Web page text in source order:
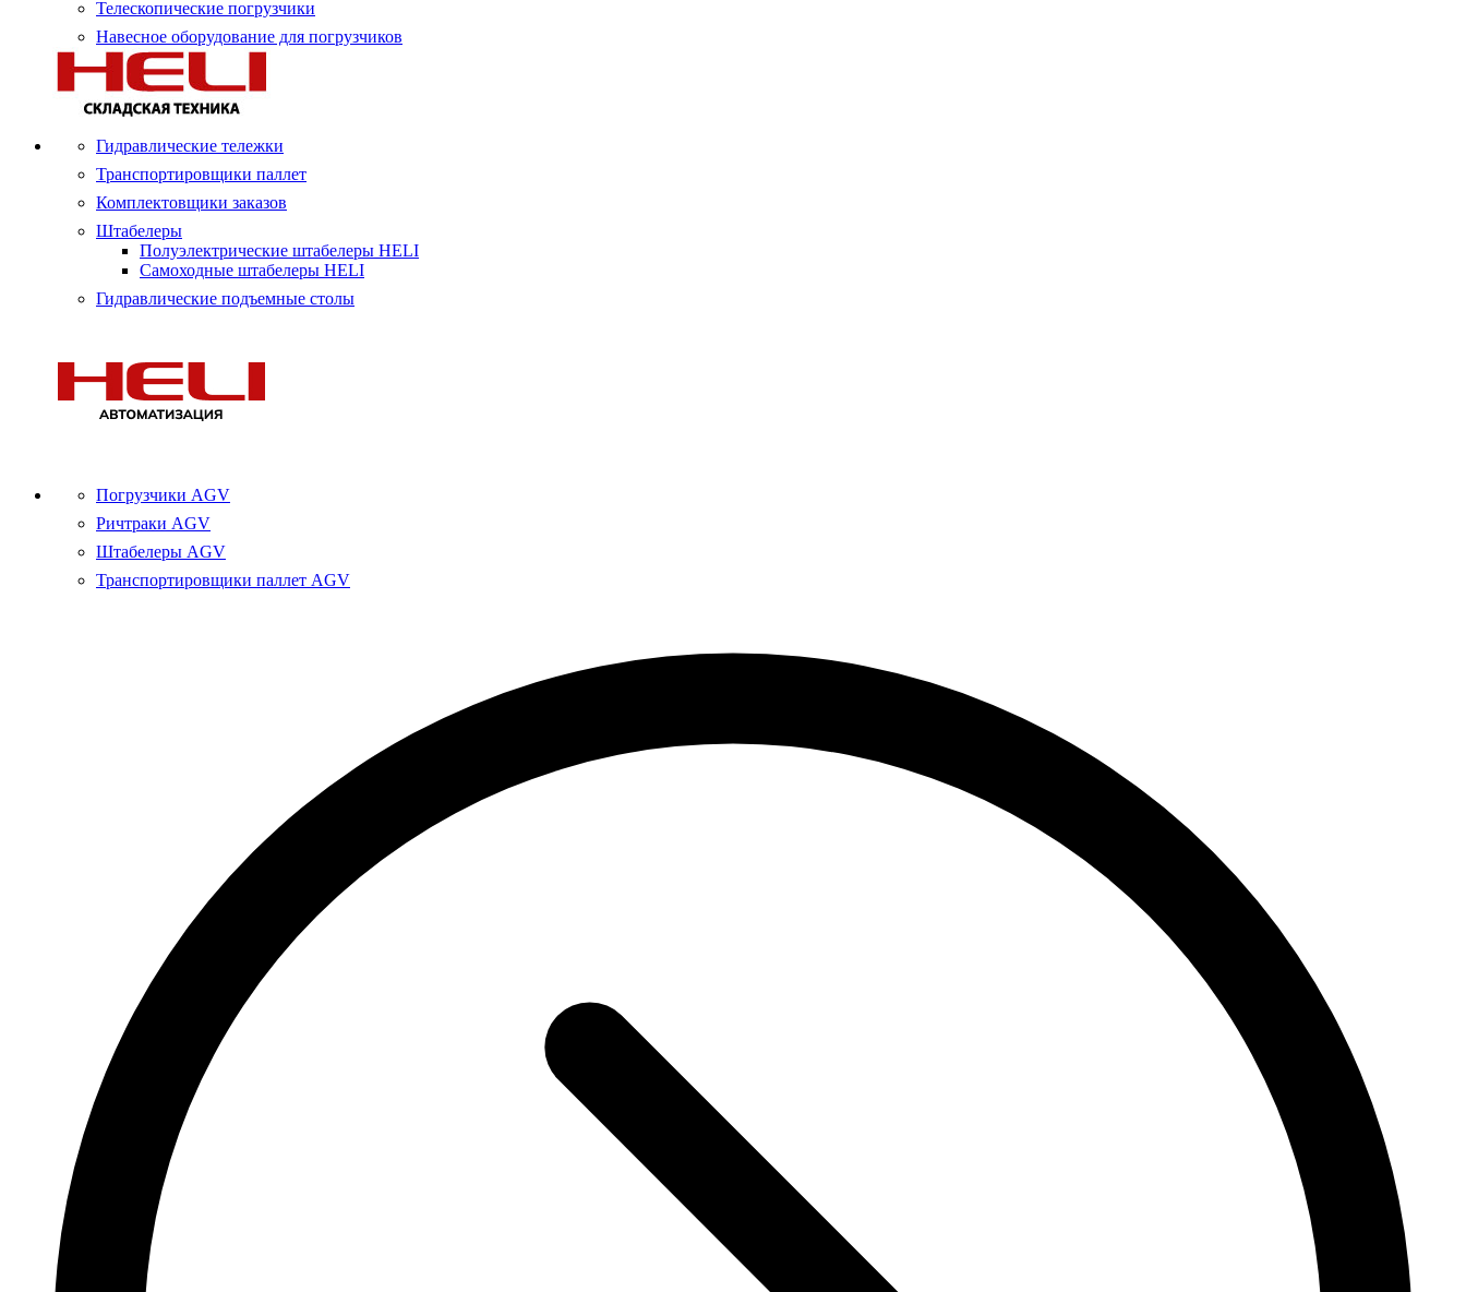
Телескопические погрузчики
Навесное оборудование для погрузчиков
Гидравлические тележки
Транспортировщики паллет
Комплектовщики заказов
Штабелеры
Полуэлектрические штабелеры HELI
Самоходные штабелеры HELI
Гидравлические подъемные столы
Погрузчики AGV
Ричтраки AGV
Штабелеры AGV
Транспортировщики паллет AGV